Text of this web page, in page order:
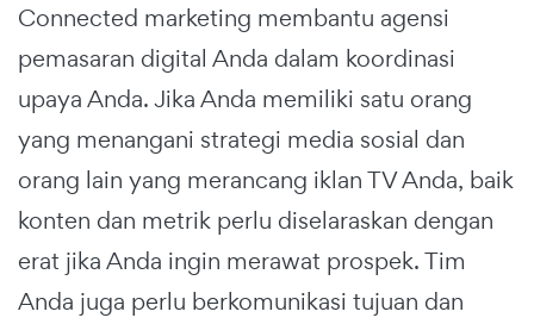
Connected marketing membantu agensi
pemasaran digital Anda dalam koordinasi
upaya Anda. Jika Anda memiliki satu orang
yang menangani strategi media sosial dan
orang lain yang merancang iklan TV Anda, baik
konten dan metrik perlu diselaraskan dengan
erat jika Anda ingin merawat prospek. Tim
Anda juga perlu berkomunikasi tujuan dan